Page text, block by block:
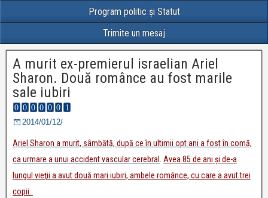
Program politic și Statut
Trimite un mesaj
A murit ex-premierul israelian Ariel
Sharon. Două românce au fost marile
sale iubiri
2014/01/12/
Ariel Sharon a murit, sâmbătă, după ce în ultimii opt ani a fost în comă,
ca urmare a unui accident vascular cerebral . Avea 85 de ani şi de-a
lungul vieţii a avut două mari iubiri, ambele românce, cu care a avut trei
copii.